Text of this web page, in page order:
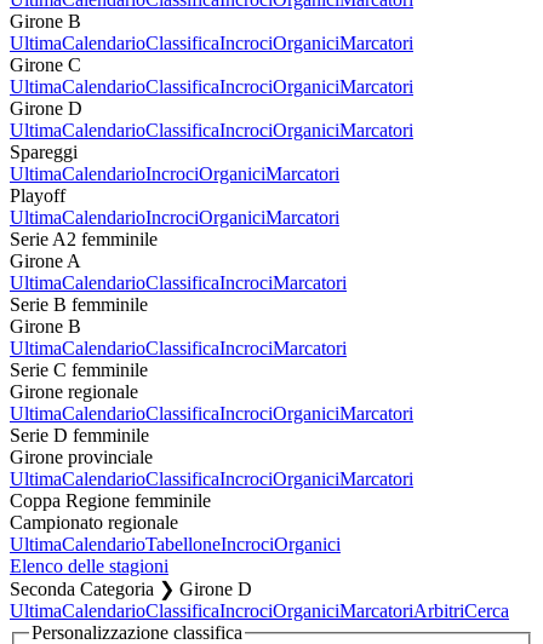
Girone B
UltimaCalendarioClassificaIncrociOrganiciMarcatori
Girone C
UltimaCalendarioClassificaIncrociOrganiciMarcatori
Girone D
UltimaCalendarioClassificaIncrociOrganiciMarcatori
Spareggi
UltimaCalendarioIncrociOrganiciMarcatori
Playoff
UltimaCalendarioIncrociOrganiciMarcatori
Serie A2 femminile
Girone A
UltimaCalendarioClassificaIncrociMarcatori
Serie B femminile
Girone B
UltimaCalendarioClassificaIncrociMarcatori
Serie C femminile
Girone regionale
UltimaCalendarioClassificaIncrociOrganiciMarcatori
Serie D femminile
Girone provinciale
UltimaCalendarioClassificaIncrociOrganiciMarcatori
Coppa Regione femminile
Campionato regionale
UltimaCalendarioTabelloneIncrociOrganici
Elenco delle stagioni
Seconda Categoria ❯ Girone D
UltimaCalendarioClassificaIncrociOrganiciMarcatoriArbitriCerca
Personalizzazione classifica